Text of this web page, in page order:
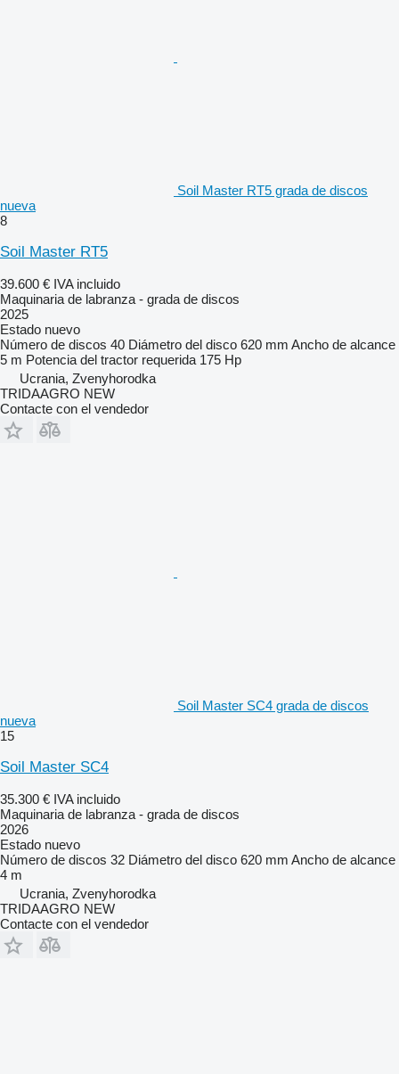
Soil Master RT5 grada de discos
nueva
8
Soil Master RT5
39.600 € IVA incluido
Maquinaria de labranza - grada de discos
2025
Estado nuevo
Número de discos 40 Diámetro del disco 620 mm Ancho de alcance
5 m Potencia del tractor requerida 175 Hp
Ucrania, Zvenyhorodka
TRIDAAGRO NEW
Contacte con el vendedor
Soil Master SC4 grada de discos
nueva
15
Soil Master SC4
35.300 € IVA incluido
Maquinaria de labranza - grada de discos
2026
Estado nuevo
Número de discos 32 Diámetro del disco 620 mm Ancho de alcance
4 m
Ucrania, Zvenyhorodka
TRIDAAGRO NEW
Contacte con el vendedor